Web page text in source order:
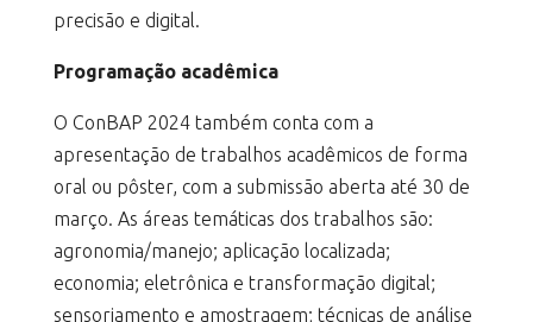
precisão e digital.
Programação acadêmica
O ConBAP 2024 também conta com a
apresentação de trabalhos acadêmicos de forma
oral ou pôster, com a submissão aberta até 30 de
março. As áreas temáticas dos trabalhos são:
agronomia/manejo; aplicação localizada;
economia; eletrônica e transformação digital;
sensoriamento e amostragem; técnicas de análise